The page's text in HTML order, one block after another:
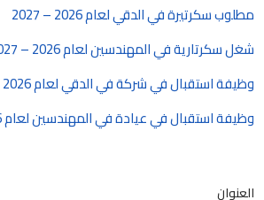
مطلوب سكرتيرة في الدقي لعام 2026 – 2027
شغل سكرتارية في المهندسين لعام 2026 – 2027
وظيفة استقبال في شركة في الدقي لعام 2026 – 2027
وظيفة استقبال في عيادة في المهندسين لعام 2026 – 2027
العنوان